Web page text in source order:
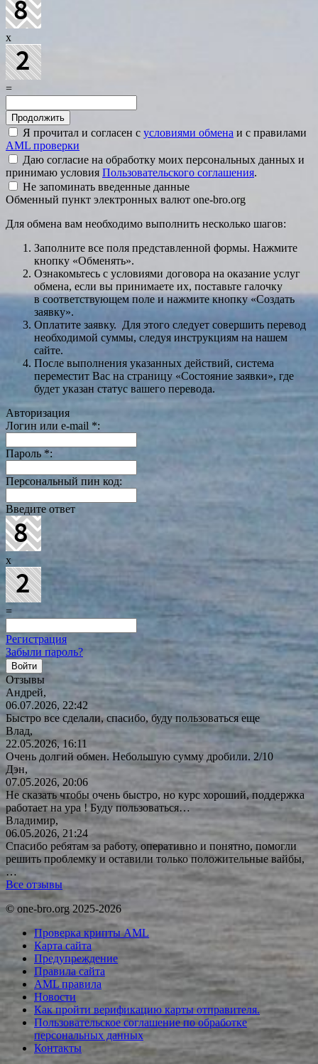
x
=
Я прочитал и согласен с условиями обмена и с правилами
AML проверки
Даю согласие на обработку моих персональных данных и
принимаю условия Пользовательского соглашения.
Не запоминать введенные данные
Обменный пункт электронных валют one-bro.org
Для обмена вам необходимо выполнить несколько шагов:
Заполните все поля представленной формы. Нажмите
кнопку «Обменять».
Ознакомьтесь с условиями договора на оказание услуг
обмена, если вы принимаете их, поставьте галочку
в соответствующем поле и нажмите кнопку «Создать
заявку».
Оплатите заявку. Для этого следует совершить перевод
необходимой суммы, следуя инструкциям на нашем
сайте.
После выполнения указанных действий, система
переместит Вас на страницу «Состояние заявки», где
будет указан статус вашего перевода.
Авторизация
Логин или e-mail *:
Пароль *:
Персональный пин код:
Введите ответ
x
=
Регистрация
Забыли пароль?
Отзывы
Андрей,
06.07.2026, 22:42
Быстро все сделали, спасибо, буду пользоваться еще
Влад,
22.05.2026, 16:11
Очень долгий обмен. Небольшую сумму дробили. 2/10
Дэн,
07.05.2026, 20:06
Не сказать чтобы очень быстро, но курс хороший, поддержка
работает на ура ! Будупользоваться…
Владимир,
06.05.2026, 21:24
Спасибо ребятам за работу, оперативно и понятно, помогли
решить проблемку и оставили только положительные вайбы,
…
Все отзывы
© one-bro.org 2025-2026
Проверка крипты AML
Карта сайта
Предупреждение
Правила сайта
AML правила
Новости
Как пройти верификацию карты отправителя.
Пользовательское соглашение по обработке
персональных данных
Контакты